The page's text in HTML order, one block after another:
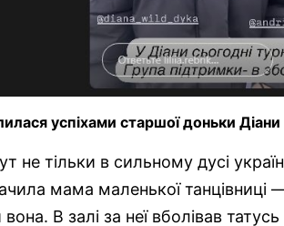
успіхами старшої доньки Діани
не тільки в сильному дусі
мама маленької танцівниці
В залі за неї вболівав